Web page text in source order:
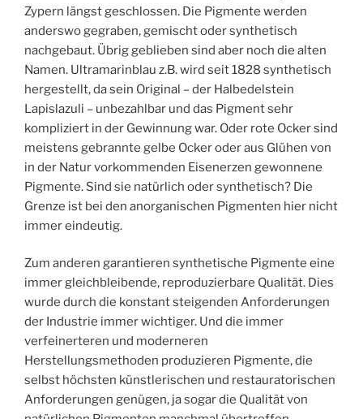
Zypern längst geschlossen. Die Pigmente werden
anderswo gegraben, gemischt oder synthetisch
nachgebaut. Übrig geblieben sind aber noch die alten
Namen. Ultramarinblau z.B. wird seit 1828 synthetisch
hergestellt, da sein Original – der Halbedelstein
Lapislazuli – unbezahlbar und das Pigment sehr
kompliziert in der Gewinnung war. Oder rote Ocker sind
meistens gebrannte gelbe Ocker oder aus Glühen von
in der Natur vorkommenden Eisenerzen gewonnene
Pigmente. Sind sie natürlich oder synthetisch? Die
Grenze ist bei den anorganischen Pigmenten hier nicht
immer eindeutig.
Zum anderen garantieren synthetische Pigmente eine
immer gleichbleibende, reproduzierbare Qualität. Dies
wurde durch die konstant steigenden Anforderungen
der Industrie immer wichtiger. Und die immer
verfeinerteren und moderneren
Herstellungsmethoden produzieren Pigmente, die
selbst höchsten künstlerischen und restauratorischen
Anforderungen genügen, ja sogar die Qualität von